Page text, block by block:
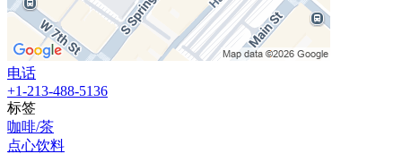
电话
+1-213-488-5136
标签
咖啡/茶
点心饮料